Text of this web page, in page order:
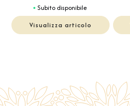
Subito disponibile
Visualizza articolo